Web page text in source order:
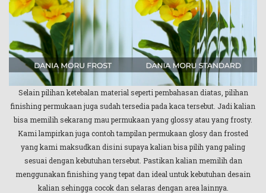
Selain pilihan ketebalan material seperti pembahasan diatas, pilihan
finishing permukaan juga sudah tersedia pada kaca tersebut. Jadi kalian
bisa memilih sekarang mau permukaan yang glossy atau yang frosty.
Kami lampirkan juga contoh tampilan permukaan glosy dan frosted
yang kami maksudkan disini supaya kalian bisa pilih yang paling
sesuai dengan kebutuhan tersebut. Pastikan kalian memilih dan
menggunakan finishing yang tepat dan ideal untuk kebutuhan desain
kalian sehingga cocok dan selaras dengan area lainnya.